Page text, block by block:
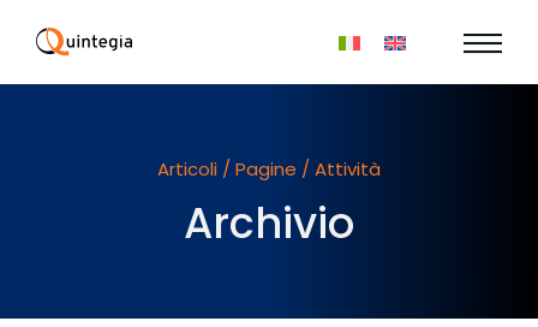
Articoli / Pagine / Attività
Archivio